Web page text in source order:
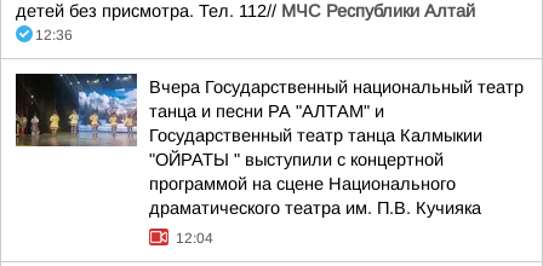
детей без присмотра. Тел. 112// МЧС Республики Алтай
12:36
Вчера Государственный национальный театр
танца и песни РА "АЛТАМ" и
Государственный театр танца Калмыкии
"ОЙРАТЫ " выступили с концертной
программой на сцене Национального
драматического театра им. П.В. Кучияка
12:04